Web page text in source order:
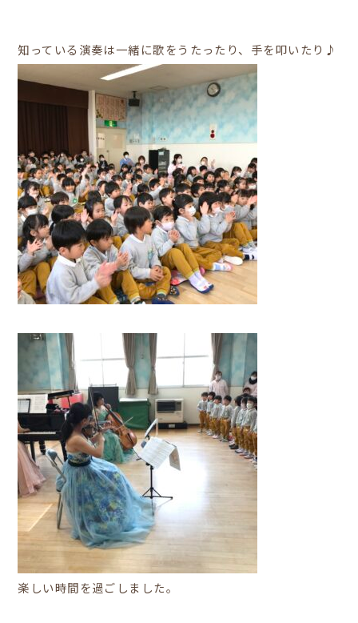
知っている演奏は一緒に歌をうたったり、手を叩いたり♪
楽しい時間を過ごしました。